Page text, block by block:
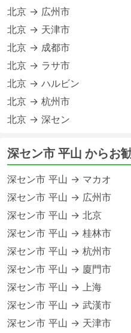
北京 → 広州市
北京 → 天津市
北京 → 成都市
北京 → ラサ市
北京 → ハルビン
北京 → 杭州市
北京 → 深セン
深セン市 平山 からお
深セン市 平山 → マカオ
深セン市 平山 → 広州市
深セン市 平山 → 北京
深セン市 平山 → 桂林市
深セン市 平山 → 杭州市
深セン市 平山 → 廈門市
深セン市 平山 → 上海
深セン市 平山 → 武漢市
深セン市 平山 → 天津市